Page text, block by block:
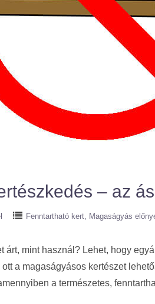
– az
Fenntartható kert Magaságyás
árt, mint használ? Lehet, hogy
a magaságyásos kertészet
a természetes,